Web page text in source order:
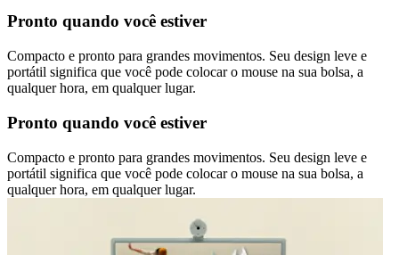
Pronto quando você estiver
Compacto e pronto para grandes movimentos. Seu design leve e
portátil significa que você pode colocar o mouse na sua bolsa, a
qualquer hora, em qualquer lugar.
Pronto quando você estiver
Compacto e pronto para grandes movimentos. Seu design leve e
portátil significa que você pode colocar o mouse na sua bolsa, a
qualquer hora, em qualquer lugar.